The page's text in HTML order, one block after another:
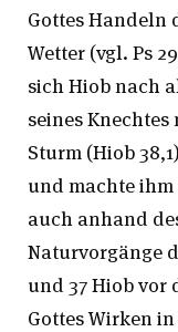
Gottes Handeln
Wetter (vgl. Ps
sich Hiob nach
seines
Sturm (Hiob
und machte
auch anhand
Naturvorgänge
und 37 Hiob
Gottes Wirken